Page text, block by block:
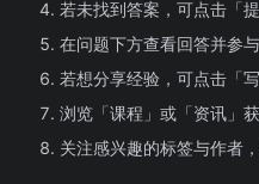
若未找到答案，可点击「
在问题下方查看回答并参与
若想分享经验，可点击「
浏览「课程」或「资讯」
关注感兴趣的标签与作者